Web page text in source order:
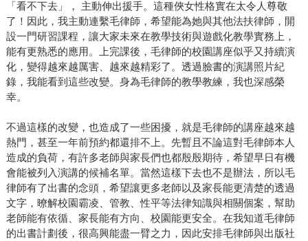
「看不下去」， 主動伸出援手。這種俠女性格實在太令人尊敬
了！因此，我主動連繫毛律師，希望能為她與其他法扶律師，開
設一門研習課程，讓大家未來在教學技術與遊戲化教學實務上，
能有更熟悉的應用。上完課後，毛律師的校園講座似乎又持續演
化，變得越來越厲害、越來越精彩了。透過臉書的演講照片紀
錄，我能看到這些改變。身為毛律師的教學教練，我也深感榮
幸。
不過這樣的改變，也造成了一些困擾，就是毛律師的講座越來越
熱門，甚至一年前預約都還排不上。先暫且不論這對毛律師本人
造成的負荷，有許多老師與家長們也都殷殷期待，希望早日有機
會能被列入演講的候補名單。當然這樣下去也不是辦法，所以毛
律師有了出書的念頭，希望讓更多老師以及家長能更清楚的透過
文字，暸解校園霸凌、管教、性平等法律知識與相關個案，幫助
老師能有依循、家長能有方向、校園能更安全。在我知道毛律師
的出書計劃後，很高興能盡一臂之力，因此安排毛律師與出版社